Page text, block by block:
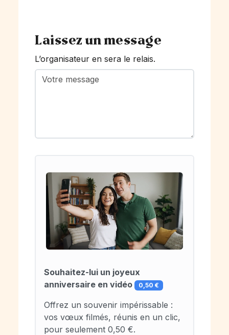
Laissez un message
L’organisateur en sera le relais.
Souhaitez-lui un joyeux
anniversaire en vidéo
0,50 €
Offrez un souvenir impérissable :
vos vœux filmés, réunis en un clic,
pour seulement 0,50 €.